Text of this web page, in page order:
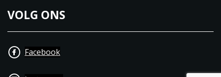
VOLG ONS
Facebook